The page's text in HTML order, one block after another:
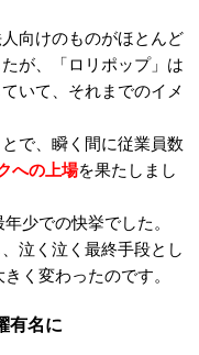
向けのものがほとんど
が、「ロリポップ」は
いて、それまでのイメ
で、瞬く間に従業員数
への上場を果たしまし
少での快挙でした。
泣く泣く最終手段とし
く変わったのです。
有名に